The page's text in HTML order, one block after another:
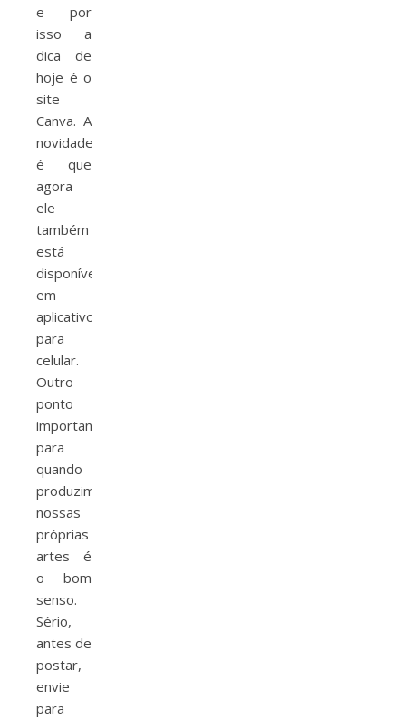
e por
isso a
dica de
hoje é o
site
Canva. A
novidade
é que
agora
ele
também
está
disponível
em
aplicativo
para
celular.
Outro
ponto
importante
para
quando
produzimos
nossas
próprias
artes é
o bom
senso.
Sério,
antes de
postar,
envie
para